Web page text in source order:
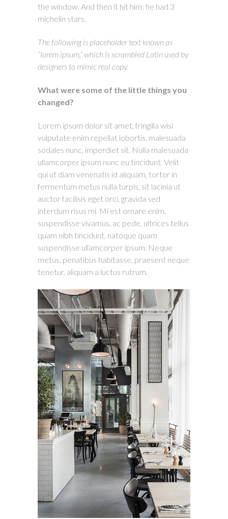
the window. And then it hit him: he had 3
michelin stars.
The following is placeholder text known as
“lorem ipsum,” which is scrambled Latin used by
designers to mimic real copy.
What were some of the little things you
changed?
Lorem ipsum dolor sit amet, fringilla wisi
vulputate enim repellat lobortis, malesuada
sodales nunc, imperdiet sit. Nulla malesuada
ullamcorper ipsum nunc eu tincidunt. Velit
qui ut diam venenatis id aliquam, tortor in
fermentum metus nulla turpis, sit lacinia ut
auctor facilisis eget orci, gravida sed
interdum risus mi. Mi est ornare enim,
suspendisse vivamus, ac pede, ultrices tellus
quam nibh tincidunt, natoque quam
suspendisse ullamcorper ipsum. Neque
metus, penatibus habitasse, praesent neque
tenetur, aliquam a luctus rutrum.